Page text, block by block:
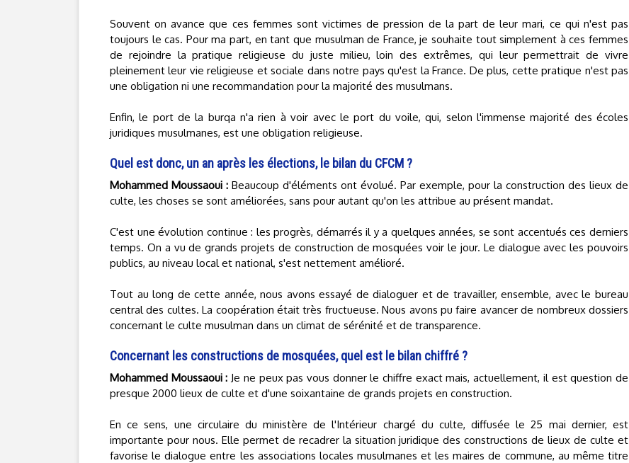
Souvent on avance que ces femmes sont victimes de pression de la part de leur mari, ce qui n'est pas
toujours le cas. Pour ma part, en tant que musulman de France, je souhaite tout simplement à ces femmes
de rejoindre la pratique religieuse du juste milieu, loin des extrêmes, qui leur permettrait de vivre
pleinement leur vie religieuse et sociale dans notre pays qu'est la France. De plus, cette pratique n'est pas
une obligation ni une recommandation pour la majorité des musulmans.
Enfin, le port de la burqa n'a rien à voir avec le port du voile, qui, selon l'immense majorité des écoles
juridiques musulmanes, est une obligation religieuse.
Quel est donc, un an après les élections, le bilan du CFCM ?
Mohammed Moussaoui : Beaucoup d'éléments ont évolué. Par exemple, pour la construction des lieux de
culte, les choses se sont améliorées, sans pour autant qu'on les attribue au présent mandat.
C'est une évolution continue : les progrès, démarrés il y a quelques années, se sont accentués ces derniers
temps. On a vu de grands projets de construction de mosquées voir le jour. Le dialogue avec les pouvoirs
publics, au niveau local et national, s'est nettement amélioré.
Tout au long de cette année, nous avons essayé de dialoguer et de travailler, ensemble, avec le bureau
central des cultes. La coopération était très fructueuse. Nous avons pu faire avancer de nombreux dossiers
concernant le culte musulman dans un climat de sérénité et de transparence.
Concernant les constructions de mosquées, quel est le bilan chiffré ?
Mohammed Moussaoui : Je ne peux pas vous donner le chiffre exact mais, actuellement, il est question de
presque 2000 lieux de culte et d'une soixantaine de grands projets en construction.
En ce sens, une circulaire du ministère de l'Intérieur chargé du culte, diffusée le 25 mai dernier, est
importante pour nous. Elle permet de recadrer la situation juridique des constructions de lieux de culte et
favorise le dialogue entre les associations locales musulmanes et les maires de commune, au même titre